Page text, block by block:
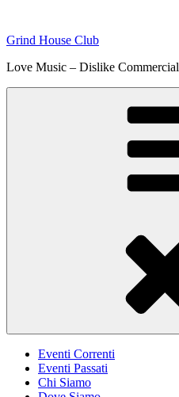
content
Grind House Club
Love Music – Dislike Commercial
Eventi Correnti
Eventi Passati
Chi Siamo